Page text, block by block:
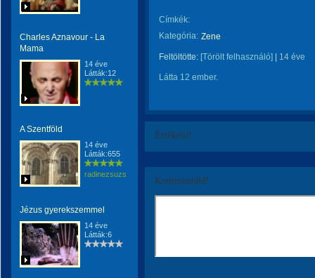
Charles Aznavour - La
Mama
14 éve
Látták:12
A Szentföld
14 éve
Látták:655
radinezsuzsa
Jézus gyerekszemmel
14 éve
Látták:6
Címkék:
Kategória: Zene
Feltöltötte: [Törölt felhasználó] 14 éve
Látta 12 ember.
Értékeld!
Kommentáld!